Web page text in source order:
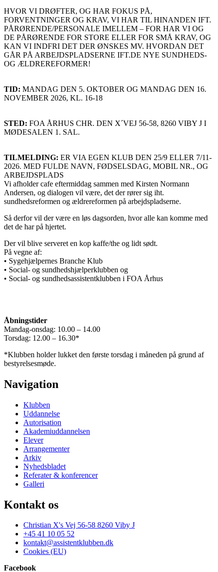
HVOR VI DRØFTER, OG HAR FOKUS PÅ,
FORVENTNINGER OG KRAV, VI HAR TIL HINANDEN IFT.
PÅRØRENDE/PERSONALE IMELLEM – FOR HAR VI OG
DE PÅRØRENDE FOR STORE ELLER FOR SMÅ KRAV, OG
KAN VI INDFRI DET DER ØNSKES MV. HVORDAN DET
GÅR PÅ ARBEJDSPLADSERNE IFT.DE NYE SUNDHEDS-
OG ÆLDREREFORMER!
TID: MANDAG DEN 5. OKTOBER OG MANDAG DEN 16.
NOVEMBER 2026, KL. 16-18
STED: FOA ÅRHUS CHR. DEN X´VEJ 56-58, 8260 VIBY J I
MØDESALEN 1. SAL.
TILMELDING: ER VIA EGEN KLUB DEN 25/9 ELLER 7/11-
2026. MED FULDE NAVN, FØDSELSDAG, MOBIL NR., OG
ARBEJDSPLADS
Vi afholder cafe eftermiddag sammen med Kirsten Normann
Andersen, og dialogen vil være, det der rører sig iht.
sundhedsreformen og ældrereformen på arbejdspladserne.
Så derfor vil der være en løs dagsorden, hvor alle kan komme med
det de har på hjertet.
Der vil blive serveret en kop kaffe/the og lidt sødt.
På vegne af:
• Sygehjælpernes Branche Klub
• Social- og sundhedshjælperklubben og
• Social- og sundhedsassistentklubben i FOA Århus
Åbningstider
Mandag-onsdag: 10.00 – 14.00
Torsdag: 12.00 – 16.30*
*Klubben holder lukket den første torsdag i måneden på grund af
bestyrelsesmøde.
Navigation
Klubben
Uddannelse
Autorisation
Akademiuddannelsen
Elever
Arrangementer
Arkiv
Nyhedsbladet
Referater & konferencer
Galleri
Kontakt os
Christian X's Vej 56-58 8260 Viby J
+45 41 10 05 52
kontakt@assistentklubben.dk
Cookies (EU)
Facebook